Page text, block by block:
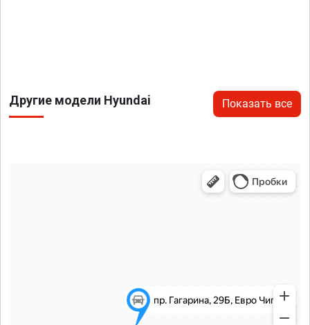
Другие модели Hyundai Показать все